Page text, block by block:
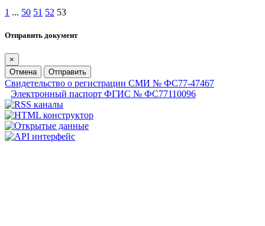
1 ... 50 51 52 53
Отправить документ
×
Отмена
Отправить
Свидетельство о регистрации СМИ № ФС77-47467
Электронный паспорт ФГИС № ФС77110096